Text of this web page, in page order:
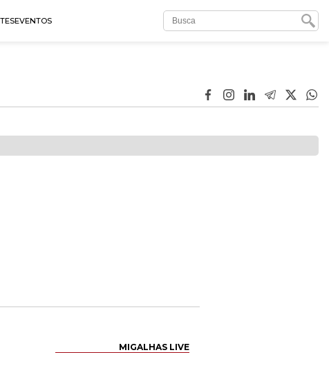
EVENTOS
MIGALHAS LIVE